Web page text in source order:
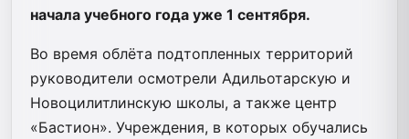
начала учебного года уже 1 сентября.
Во время облёта подтопленных территорий
руководители осмотрели Адильотарскую и
Новоцилитлинскую школы, а также центр
«Бастион». Учреждения, в которых обучались